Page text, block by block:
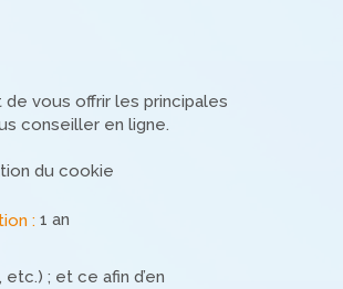
vous offrir les principales
conseiller en ligne.
du cookie
: 1 an
; et ce afin d’en